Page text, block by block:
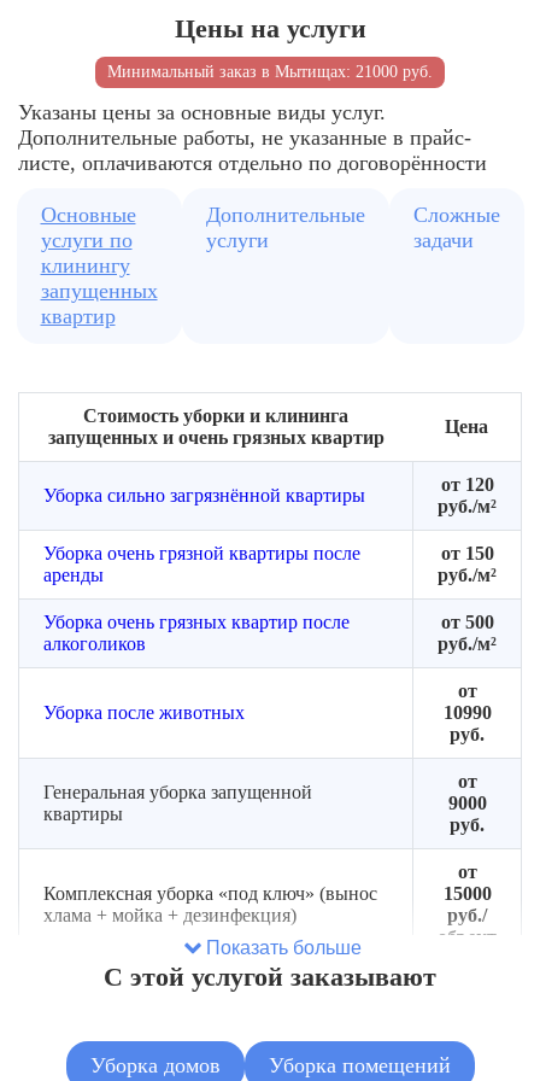
объекта
Подбирает
оптимальный
формат
работ
Согласуется
удобное
время
Вывоз
мусора
при
необходимости
пыли
внутри
Цены на услуги
Минимальный заказ в Мытищах: 21000 руб.
Указаны цены за основные виды услуг.
Дополнительные работы, не указанные в прайс-
листе, оплачиваются отдельно по договорённости
Основные
услуги по
клинингу
запущенных
квартир
Дополнительные
услуги
Сложные
задачи
Стоимость уборки и клининга
запущенных и очень грязных квартир
Цена
Уборка сильно загрязнённой квартиры
от 120
руб./м²
Уборка очень грязной квартиры после
аренды
от 150
руб./м²
Уборка очень грязных квартир после
алкоголиков
от 500
руб./м²
Уборка после животных
от
10990
руб.
Генеральная уборка запущенной
квартиры
от
9000
руб.
Комплексная уборка «под ключ» (вынос
хлама + мойка + дезинфекция)
от
15000
руб./
объект
Сортировка и разбор завалов (без
от
Показать больше
С этой услугой заказывают
Уборка домов Уборка помещений